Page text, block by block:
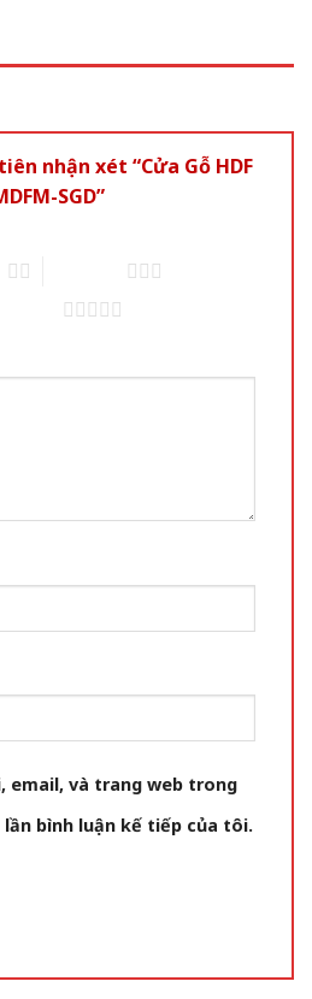
nhận xét “Cửa Gỗ HDF
SGD”
email, và trang web trong
bình luận kế tiếp của tôi.